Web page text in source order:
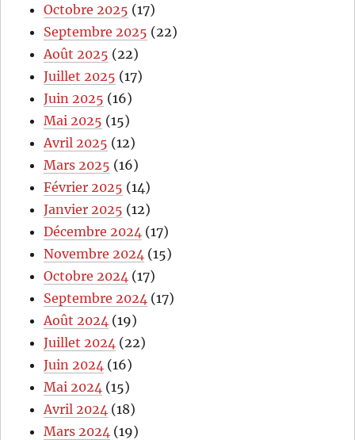
Octobre 2025 (17)
Septembre 2025 (22)
Août 2025 (22)
Juillet 2025 (17)
Juin 2025 (16)
Mai 2025 (15)
Avril 2025 (12)
Mars 2025 (16)
Février 2025 (14)
Janvier 2025 (12)
Décembre 2024 (17)
Novembre 2024 (15)
Octobre 2024 (17)
Septembre 2024 (17)
Août 2024 (19)
Juillet 2024 (22)
Juin 2024 (16)
Mai 2024 (15)
Avril 2024 (18)
Mars 2024 (19)